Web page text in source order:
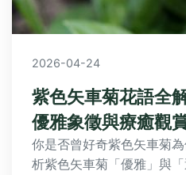
2026-04-24
紫色矢車菊花語全
優雅象徵與療癒觀
你是否曾好奇紫色矢車菊
析紫色矢車菊「優雅」與